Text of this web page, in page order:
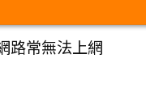
路常無法上網